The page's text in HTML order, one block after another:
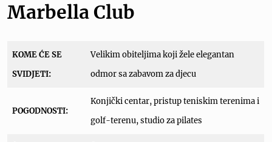
Marbella Club
KOME ĆE SE
SVIDJETI:
Velikim obiteljima koji žele elegantan
odmor sa zabavom za djecu
POGODNOSTI:
Konjički centar, pristup teniskim terenima i
golf-terenu, studio za pilates